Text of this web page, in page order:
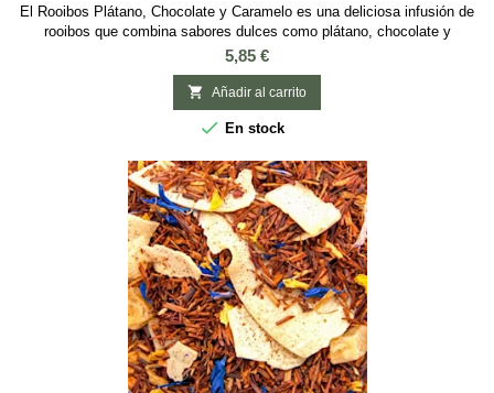
El Rooibos Plátano, Chocolate y Caramelo es una deliciosa infusión de
rooibos que combina sabores dulces como plátano, chocolate y
caramelo. Esta mezcla incluye ingredientes como rooibos, manzana,
regaliz, almendras y flores de caléndula. Es ideal para acompañar
postres o disfrutar de un momento de relax, siendo apta para cualquier
hora del día gracias a...
Precio
5,85 €
 Añadir al carrito
 En stock